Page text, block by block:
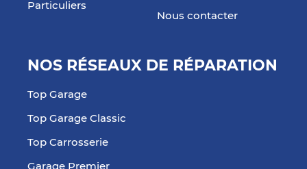
Particuliers
Nous contacter
NOS RÉSEAUX DE RÉPARATION
Top Garage
Top Garage Classic
Top Carrosserie
Garage Premier